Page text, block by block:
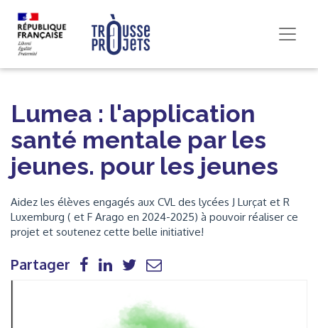
Lumea : l'application
santé mentale par les
jeunes. pour les jeunes
Aidez les élèves engagés aux CVL des lycées J Lurçat et R
Luxemburg ( et F Arago en 2024-2025) à pouvoir réaliser ce
projet et soutenez cette belle initiative!
Partager